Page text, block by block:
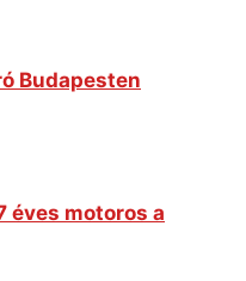
Budapesten
éves motoros a